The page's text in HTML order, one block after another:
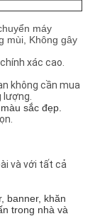
máy
mùi, Không gây
xác cao.
không cần mua
lượng.
sắc đẹp.
và với tất cả
banner, khăn
trong nhà và